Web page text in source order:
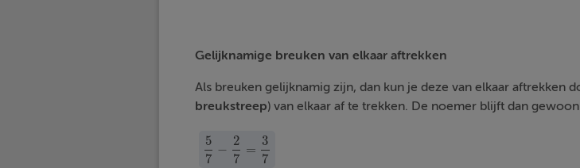
Gelijknamige breuken van elkaar aftrekken
Als breuken gelijknamig zijn, dan kun je deze van elkaar aftrekken
breukstreep) van elkaar af te trekken. De noemer blijft dan
5
7
−
2
7
=
3
7
5 7− 27 =3 7